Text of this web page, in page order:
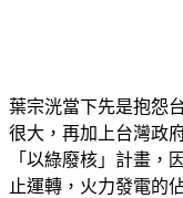
葉宗洸當下先是抱怨
很大，再加上台灣政
「以綠廢核」計畫，
止運轉，火力發電的